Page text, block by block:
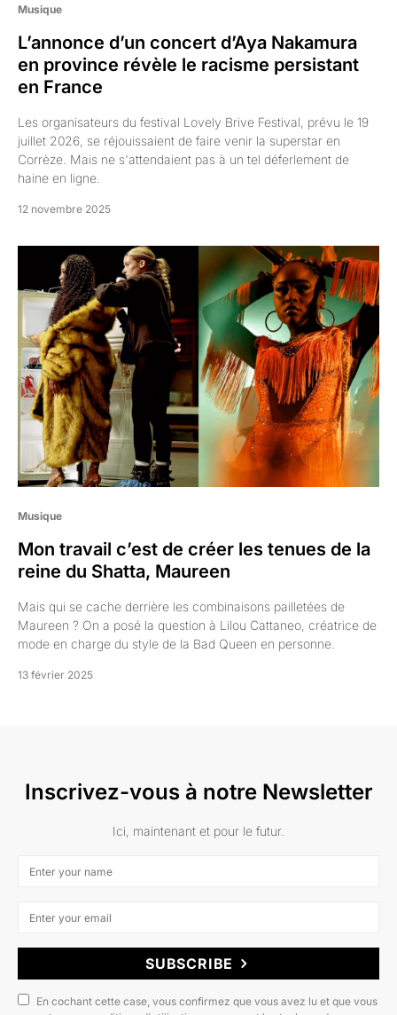
Musique
L’annonce d’un concert d’Aya Nakamura
en province révèle le racisme persistant
en France
Les organisateurs du festival Lovely Brive Festival, prévu le 19
juillet 2026, se réjouissaient de faire venir la superstar en
Corrèze. Mais ne s'attendaient pas à un tel déferlement de
haine en ligne.
12 novembre 2025
Musique
Mon travail c’est de créer les tenues de la
reine du Shatta, Maureen
Mais qui se cache derrière les combinaisons pailletées de
Maureen ? On a posé la question à Lilou Cattaneo, créatrice de
mode en charge du style de la Bad Queen en personne.
13 février 2025
Inscrivez-vous à notre Newsletter
Ici, maintenant et pour le futur.
SUBSCRIBE
En cochant cette case, vous confirmez que vous avez lu et que vous